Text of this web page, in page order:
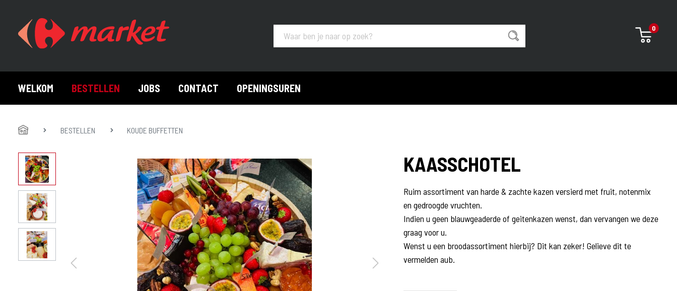
0
WELKOM BESTELLEN JOBS CONTACT OPENINGSUREN
Toon alles Bestellen
Aperotime
Tapasplank
Belegde broodjes Koude buffetten
Pistolets/stokbrood
Broodjes & wraps Menu's
Voorgerechten
Soepen
Bijgerechten
BESTELLEN KOUDE BUFFETTEN
KAASSCHOTEL
Ruim assortiment van harde & zachte kazen versierd met fruit, notenmix
en gedroogde vruchten.
Indien u geen blauwgeaderde of geitenkazen wenst, dan vervangen we deze
graag voor u.
Wenst u een broodassortiment hierbij? Dit kan zeker! Gelieve dit te
vermelden aub.